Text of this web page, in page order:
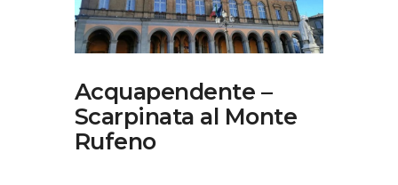
Acquapendente –
Scarpinata al Monte
Rufeno